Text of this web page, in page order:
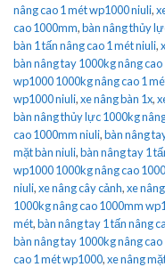
nâng cao 1 mét wp1000 niuli,
cao 1000mm,bàn nâng thủy
bàn 1 tấn nâng cao 1 mét niuli,
bàn nâng tay 1000kg nâng
wp1000 1000kg nâng cao 1
wp1000 niuli,xe nâng bàn 1x,
bàn nâng thủy lực 1000kg
cao 1000mm niuli,bàn nâng
mặt bàn niuli,bàn nâng tay 1
wp1000 1000kg nâng cao
niuli,xe nâng cây cảnh,xe
1000kg nâng cao 1000mm
mét,bàn nâng tay 1 tấn nâng
bàn nâng tay 1000kg nâng
cao 1 mét wp1000,xe nâng